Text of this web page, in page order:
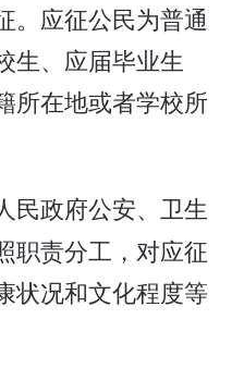
。应征公民为普通
生、应届毕业生
所在地或者学校所
民政府公安、卫生
职责分工，对应征
状况和文化程度等